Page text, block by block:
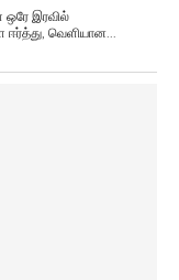
ஒரே இரவில்
ஈர்த்து, வெளியான...